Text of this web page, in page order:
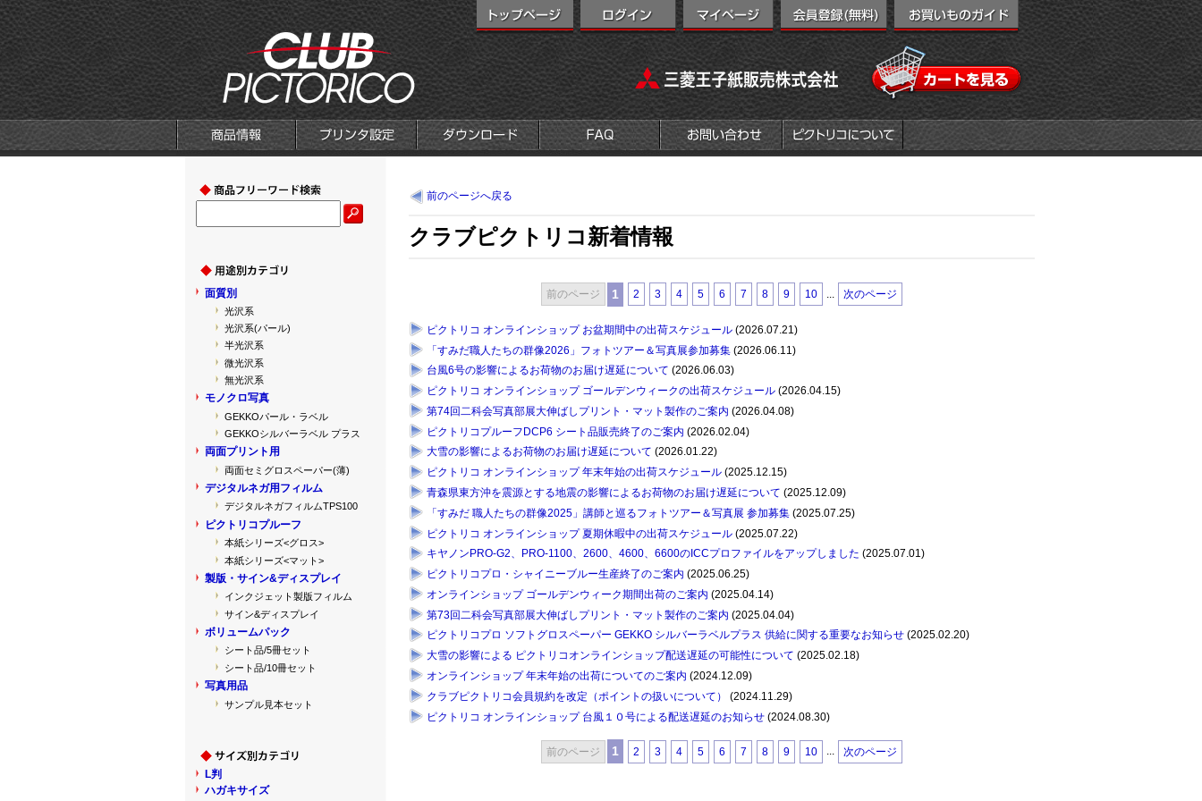
前のページへ戻る
クラブピクトリコ新着情報
前のページ 1 2 3 4 5 6 7 8 9 10 次のページ
ピクトリコ オンラインショップ お盆期間中の出荷スケジュール (2026.07.21)
「すみだ職人たちの群像2026」フォトツアー＆写真展参加募集 (2026.06.11)
台風6号の影響によるお荷物のお届け遅延について (2026.06.03)
ピクトリコ オンラインショップ ゴールデンウィークの出荷スケジュール (2026.04.15)
第74回二科会写真部展大伸ばしプリント・マット製作のご案内 (2026.04.08)
ピクトリコプルーフDCP6 シート品販売終了のご案内 (2026.02.04)
大雪の影響によるお荷物のお届け遅延について (2026.01.22)
ピクトリコ オンラインショップ 年末年始の出荷スケジュール (2025.12.15)
青森県東方沖を震源とする地震の影響によるお荷物のお届け遅延について (2025.12.09)
「すみだ 職人たちの群像2025」講師と巡るフォトツアー＆写真展 参加募集 (2025.07.25)
ピクトリコ オンラインショップ 夏期休暇中の出荷スケジュール (2025.07.22)
キヤノンPRO-G2、PRO-1100、2600、4600、6600のICCプロファイルをアップしました (2025.07.01)
ピクトリコプロ・シャイニーブルー生産終了のご案内 (2025.06.25)
オンラインショップ ゴールデンウィーク期間出荷のご案内 (2025.04.14)
第73回二科会写真部展大伸ばしプリント・マット製作のご案内 (2025.04.04)
ピクトリコプロ ソフトグロスペーパー GEKKO シルバーラベルプラス 供給に関する重要なお知らせ (2025.02.20)
大雪の影響による ピクトリコオンラインショップ配送遅延の可能性について (2025.02.18)
オンラインショップ 年末年始の出荷についてのご案内 (2024.12.09)
クラブピクトリコ会員規約を改定（ポイントの扱いについて）
(2024.11.29)
ピクトリコ オンラインショップ 台風１０号による配送遅延のお知らせ (2024.08.30)
前のページ 1 2 3 4 5 6 7 8 9 10 ... 次のページ
面質別
光沢系
光沢系(パール)
半光沢系
微光沢系
無光沢系
モノクロ写真
GEKKOパール・ラベル
GEKKOシルバーラベル プラス
両面プリント用
両面セミグロスペーパー(薄)
デジタルネガ用フィルム
デジタルネガフィルムTPS100
ピクトリコプルーフ
本紙シリーズ<グロス>
本紙シリーズ<マット>
製版・サイン&ディスプレイ
インクジェット製版フィルム
サイン&ディスプレイ
ボリュームパック
シート品/5冊セット
シート品/10冊セット
写真用品
サンプル見本セット
L判
ハガキサイズ